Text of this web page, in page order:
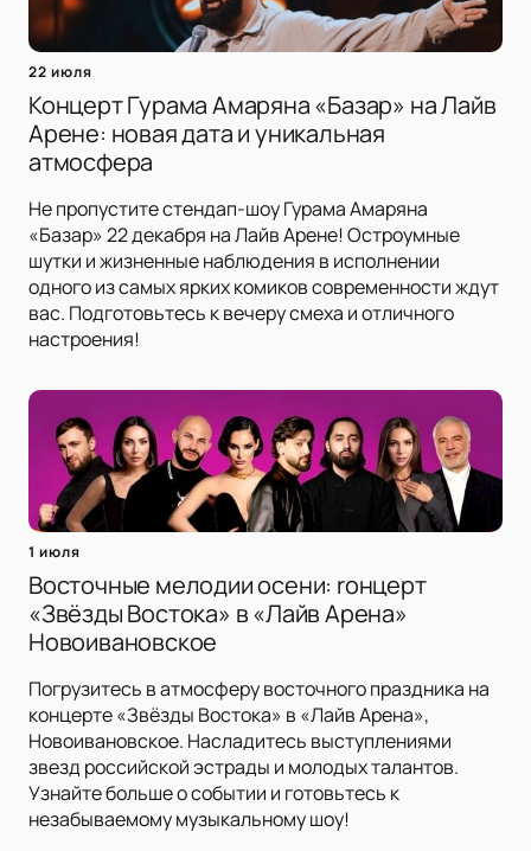
22 июля
Концерт Гурама Амаряна «Базар» на Лайв
Арене: новая дата и уникальная
атмосфера
Не пропустите стендап-шоу Гурама Амаряна
«Базар» 22 декабря на Лайв Арене! Остроумные
шутки и жизненные наблюдения в исполнении
одного из самых ярких комиков современности ждут
вас. Подготовьтесь к вечеру смеха и отличного
настроения!
1 июля
Восточные мелодии осени: rонцерт
«Звёзды Востока» в «Лайв Арена»
Новоивановское
Погрузитесь в атмосферу восточного праздника на
концерте «Звёзды Востока» в «Лайв Арена»,
Новоивановское. Насладитесь выступлениями
звезд российской эстрады и молодых талантов.
Узнайте больше о событии и готовьтесь к
незабываемому музыкальному шоу!